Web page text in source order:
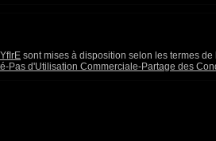
sont mises à disposition selon les termes de
Pas d'Utilisation Commerciale-Partage des